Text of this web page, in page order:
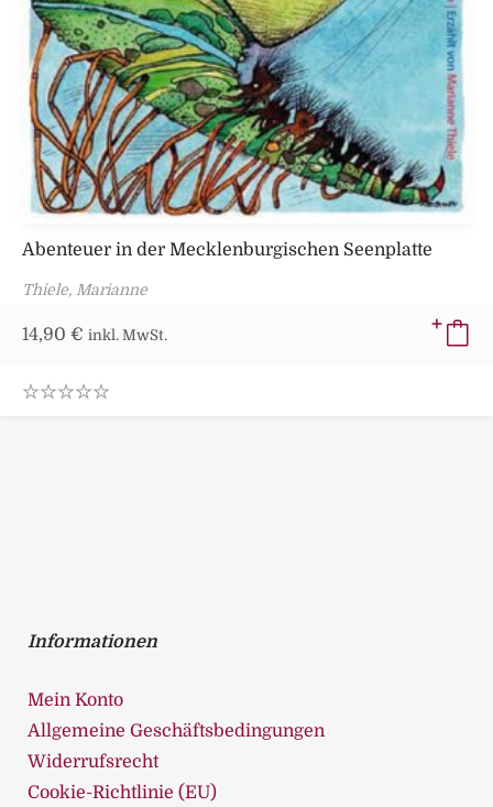
Abenteuer in der Mecklenburgischen Seenplatte
Thiele, Marianne
14,90 € inkl. MwSt.
Informationen
Mein Konto
Allgemeine Geschäftsbedingungen
Widerrufsrecht
Cookie-Richtlinie (EU)